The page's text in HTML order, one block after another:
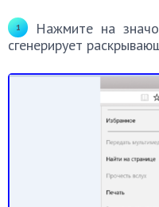
Нажмите на
сгенерирует